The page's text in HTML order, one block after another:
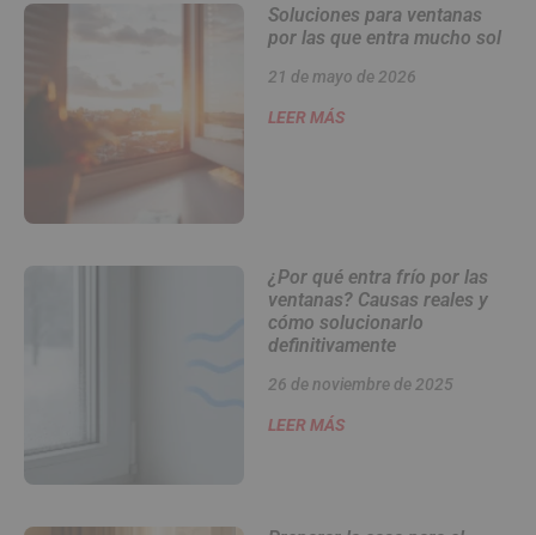
Soluciones para ventanas
por las que entra mucho sol
21 de mayo de 2026
LEER MÁS
¿Por qué entra frío por las
ventanas? Causas reales y
cómo solucionarlo
definitivamente
26 de noviembre de 2025
LEER MÁS